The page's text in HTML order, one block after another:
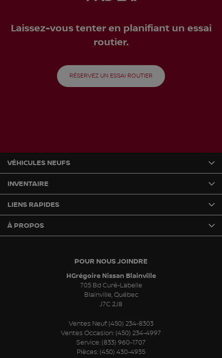
Laissez-vous tenter en planifiant un essai
routier.
RÉSERVEZ UN ESSAI ROUTIER
POUR NOUS JOINDRE
HGrégoire Nissan Blainville
705 Bd Curé-Labelle
Blainville,Québec
J7C 2J8
Ventes Neuf: (450) 234-8303
Ventes Occasion: (450) 234-4997
Service: (833) 960-1707
Pièces: (450) 430-4935
VÉHICULES NEUFS
INVENTAIRE
LIENS RAPIDES
À PROPOS